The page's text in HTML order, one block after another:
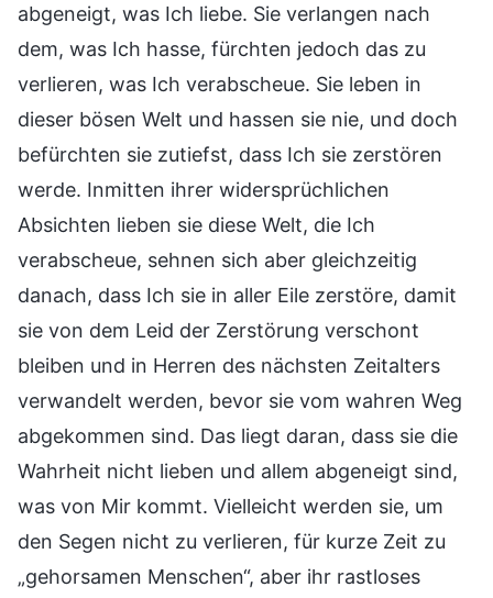
abgeneigt, was Ich liebe. Sie verlangen nach
dem, was Ich hasse, fürchten jedoch das zu
verlieren, was Ich verabscheue. Sie leben in
dieser bösen Welt und hassen sie nie, und doch
befürchten sie zutiefst, dass Ich sie zerstören
werde. Inmitten ihrer widersprüchlichen
Absichten lieben sie diese Welt, die Ich
verabscheue, sehnen sich aber gleichzeitig
danach, dass Ich sie in aller Eile zerstöre, damit
sie von dem Leid der Zerstörung verschont
bleiben und in Herren des nächsten Zeitalters
verwandelt werden, bevor sie vom wahren Weg
abgekommen sind. Das liegt daran, dass sie die
Wahrheit nicht lieben und allem abgeneigt sind,
was von Mir kommt. Vielleicht werden sie, um
den Segen nicht zu verlieren, für kurze Zeit zu
„gehorsamen Menschen“, aber ihr rastloses